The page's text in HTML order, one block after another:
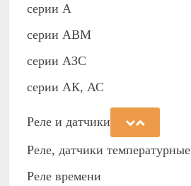
серии А
серии АВМ
cерии АЗС
серии АК, АС
Реле и датчики
Реле, датчики температурные
Реле времени